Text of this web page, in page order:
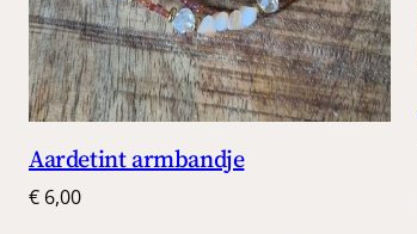
Aardetint armbandje
€ 6,00